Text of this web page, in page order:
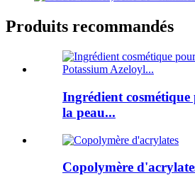
Produits recommandés
Ingrédient cosmétique
la peau...
Copolymère